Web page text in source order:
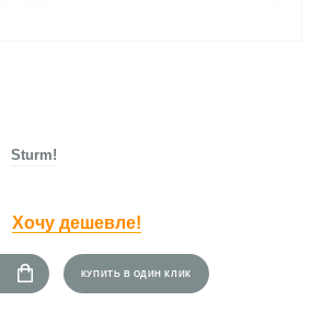
Sturm!
Хочу дешевле!
КУПИТЬ В ОДИН КЛИК